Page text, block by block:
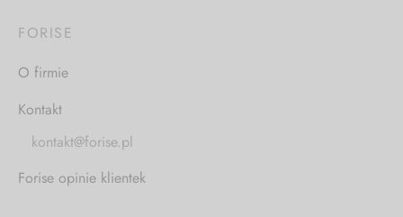
FORISE
O firmie
Kontakt
kontakt@forise.pl
Forise opinie klientek